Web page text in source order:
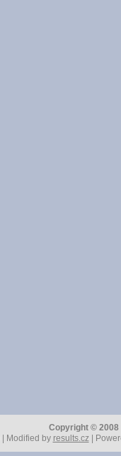
Copyright ©
| Modified by results.cz|